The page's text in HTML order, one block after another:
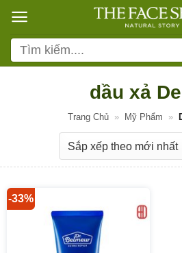
qua
nội
dung
Tìm
kiếm:
dầu xả
Trang Chủ » Mỹ Phẩm »
-33%